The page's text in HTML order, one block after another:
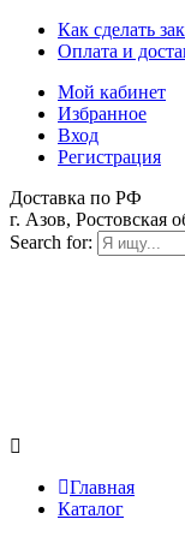
Как сделать
Оплата и
Мой кабинет
Избранное
Вход
Регистрация
Доставка по РФ
г. Азов, Ростовская
Search for:
Главная
Каталог